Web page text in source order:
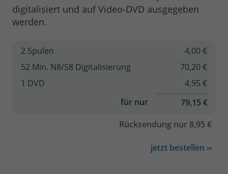
digitalisiert und auf Video-DVD ausgegeben
werden.
2 Spulen
4,00 €
52 Min. N8/S8 Digitalisierung
70,20 €
1 DVD
4,95 €
für nur
79,15 €
Rücksendung nur 8,95 €
jetzt bestellen ››